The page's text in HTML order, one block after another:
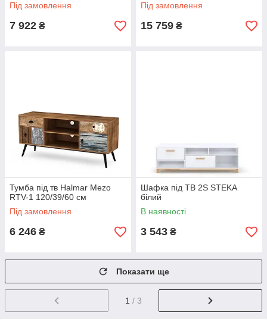
Під замовлення
7 922 ₴
Під замовлення
15 759 ₴
Тумба під тв Halmar Mezo
RTV-1 120/39/60 см
Під замовлення
6 246 ₴
Шафка під ТВ 2S STEKA
білий
В наявності
3 543 ₴
Показати ще
1 / 3